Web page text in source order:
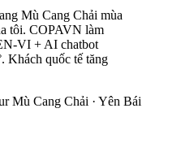
Mù Cang Chải mùa
tôi. COPAVN làm
VI + AI chatbot
Khách quốc tế tăng
Mù Cang Chải · Yên Bái